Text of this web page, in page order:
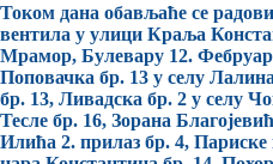
Током дана обављаће се
вентила у улици Краља
Мрамор, Булевару 12. Фебруар
Поповачка бр. 13 у селу
бр. 13, Ливадска бр. 2 у селу
Тесле бр. 16, Зорана
Илића 2. прилаз бр. 4, Париске